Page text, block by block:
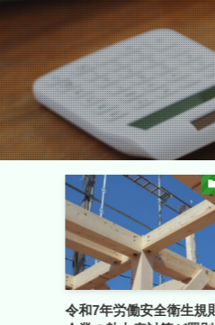
キャリアアップ助成金